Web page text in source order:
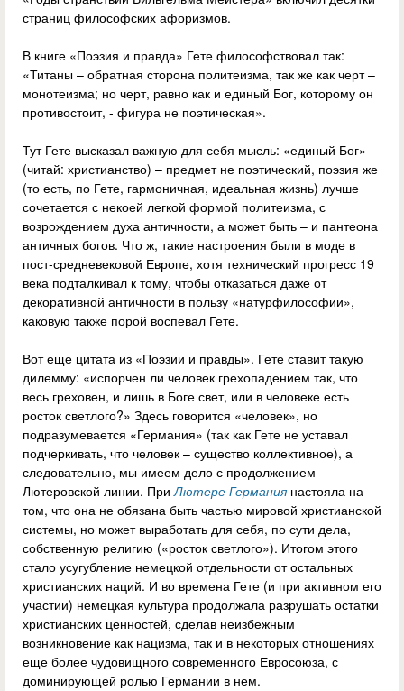
страниц философских афоризмов.
В книге «Поэзия и правда» Гете философствовал так:
«Титаны – обратная сторона политеизма, так же как черт –
монотеизма; но черт, равно как и единый Бог, которому он
противостоит, - фигура не поэтическая».
Тут Гете высказал важную для себя мысль: «единый Бог»
(читай: христианство) – предмет не поэтический, поэзия же
(то есть, по Гете, гармоничная, идеальная жизнь) лучше
сочетается с некоей легкой формой политеизма, с
возрождением духа античности, а может быть – и пантеона
античных богов. Что ж, такие настроения были в моде в
пост-средневековой Европе, хотя технический прогресс 19
века подталкивал к тому, чтобы отказаться даже от
декоративной античности в пользу «натурфилософии»,
каковую также порой воспевал Гете.
Вот еще цитата из «Поэзии и правды». Гете ставит такую
дилемму: «испорчен ли человек грехопадением так, что
весь греховен, и лишь в Боге свет, или в человеке есть
росток светлого?» Здесь говорится «человек», но
подразумевается «Германия» (так как Гете не уставал
подчеркивать, что человек – существо коллективное), а
следовательно, мы имеем дело с продолжением
Лютеровской линии. ПриЛютере Германия настояла на
том, что она не обязана быть частью мировой христианской
системы, но может выработать для себя, по сути дела,
собственную религию («росток светлого»). Итогом этого
стало усугубление немецкой отдельности от остальных
христианских наций. И во времена Гете (и при активном его
участии) немецкая культура продолжала разрушать остатки
христианских ценностей, сделав неизбежным
возникновение как нацизма, так и в некоторых отношениях
еще более чудовищного современного Евросоюза, с
доминирующей ролью Германии в нем.